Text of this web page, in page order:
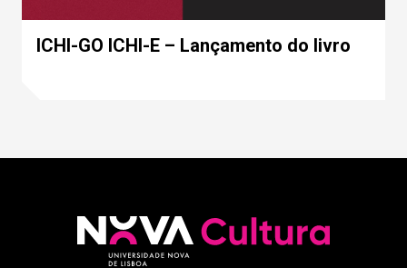
ICHI-GO ICHI-E – Lançamento do livro